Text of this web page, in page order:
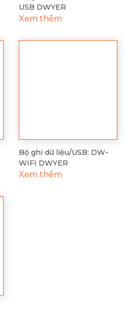
USB DWYER
Xem thêm
Bộ ghi dữ liệu/USB: DW-
WIFI DWYER
Xem thêm